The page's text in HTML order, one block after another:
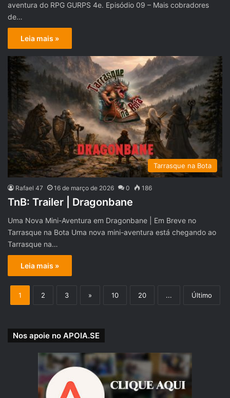
aventura do RPG GURPS 4e. Episódio 09 – Mais cobradores
de…
Leia mais »
Tarrasque na Bota
Rafael 47 16 de março de 2026 0 186
TnB: Trailer | Dragonbane
Uma Nova Mini-Aventura em Dragonbane | Em Breve no
Tarrasque na Bota Uma nova mini-aventura está chegando ao
Tarrasque na…
Leia mais »
1 2 3 » 10 20 ... Último
Nos apoie no APOIA.SE